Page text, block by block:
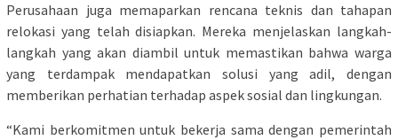
Perusahaan juga memaparkan rencana teknis dan tahapan
relokasi yang telah disiapkan. Mereka menjelaskan langkah-
langkah yang akan diambil untuk memastikan bahwa warga
yang terdampak mendapatkan solusi yang adil, dengan
memberikan perhatian terhadap aspek sosial dan lingkungan.
“Kami berkomitmen untuk bekerja sama dengan pemerintah